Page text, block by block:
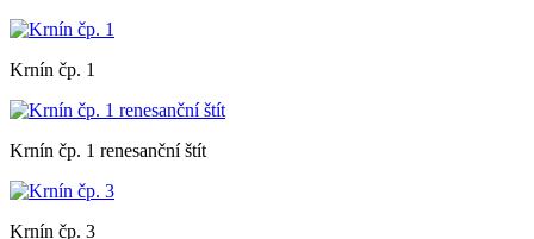
Krnín čp. 1
Krnín čp. 1 renesanční štít
Krnín čp. 3